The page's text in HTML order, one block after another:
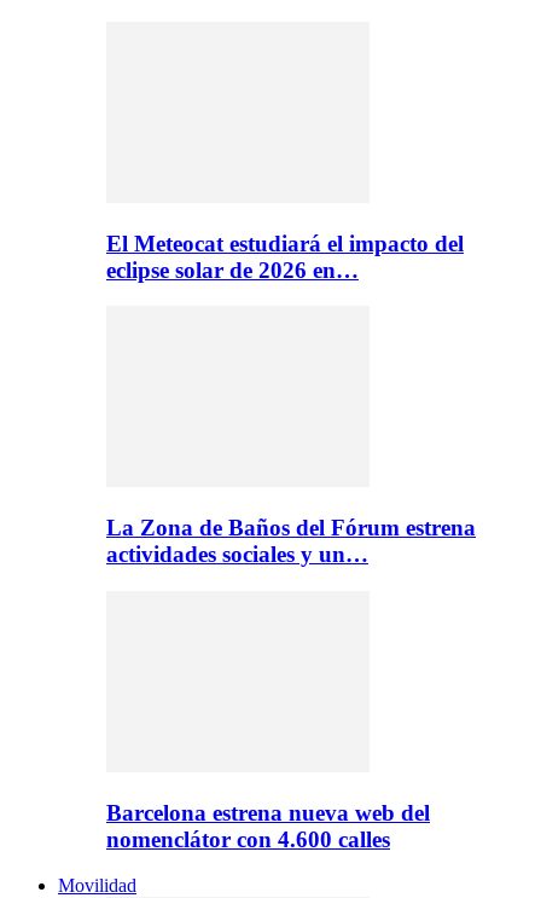
El Meteocat estudiará el impacto del
eclipse solar de 2026 en…
La Zona de Baños del Fórum estrena
actividades sociales y un…
Barcelona estrena nueva web del
nomenclátor con 4.600 calles
Movilidad